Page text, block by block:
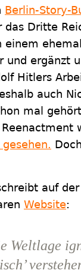
Berlin-Story-
das Dritte
einem
und ergänzt
Hitlers
auch
mal
Reenactment
auf
Website:
Weltlage